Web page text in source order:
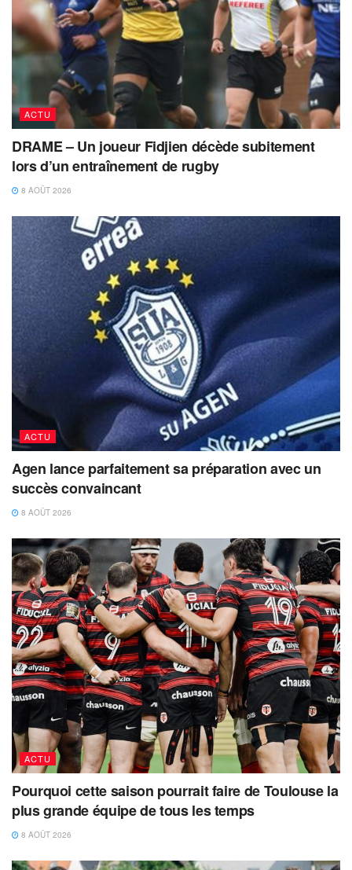
ACTU
DRAME – Un joueur Fidjien décède subitement
lors d’un entraînement de rugby
8 AOÛT 2026
ACTU
Agen lance parfaitement sa préparation avec un
succès convaincant
8 AOÛT 2026
ACTU
Pourquoi cette saison pourrait faire de Toulouse la
plus grande équipe de tous les temps
8 AOÛT 2026